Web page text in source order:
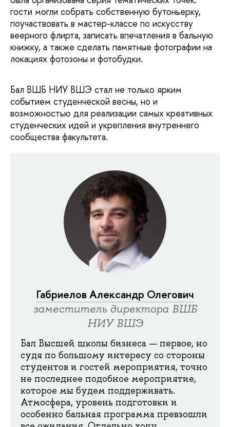
гости могли собрать собственную бутоньерку,
поучаствовать в мастер-классе по искусству
веерного флирта, записать впечатления в бальную
книжку, а также сделать памятные фотографии на
локациях фотозоны и фотобудки.
Бал ВШБ НИУ ВШЭ стал не только ярким
событием студенческой весны, но и
возможностью для реализации самых креативных
студенческих идей и укрепления внутреннего
сообщества факультета.
Габриелов Александр Олегович
заместитель директора ВШБ
НИУ ВШЭ
Бал Высшей школы бизнеса — первое, но
судя по большому интересу со стороны
студентов и гостей мероприятия, точно
не последнее подобное мероприятие,
которое мы будем поддерживать.
Атмосфера, уровень подготовки и
особенно бальная программа превзошли